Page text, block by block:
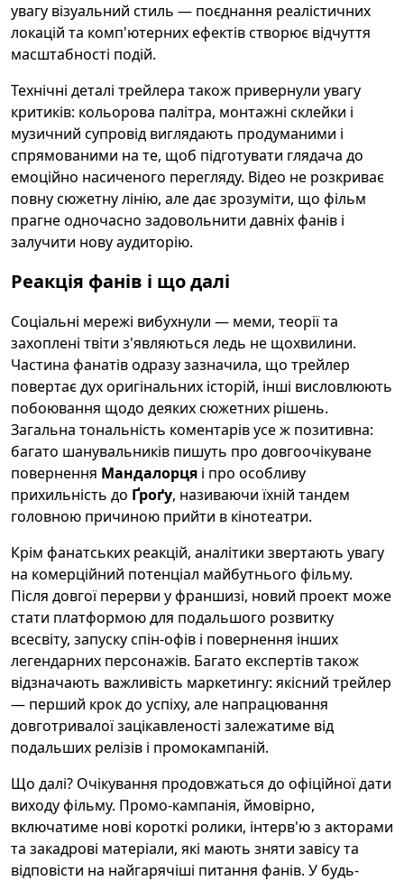
увагу візуальний стиль — поєднання реалістичних
локацій та комп'ютерних ефектів створює відчуття
масштабності подій.
Технічні деталі трейлера також привернули увагу
критиків: кольорова палітра, монтажні склейки і
музичний супровід виглядають продуманими і
спрямованими на те, щоб підготувати глядача до
емоційно насиченого перегляду. Відео не розкриває
повну сюжетну лінію, але дає зрозуміти, що фільм
прагне одночасно задовольнити давніх фанів і
залучити нову аудиторію.
Реакція фанів і що далі
Соціальні мережі вибухнули — меми, теорії та
захоплені твіти з'являються ледь не щохвилини.
Частина фанатів одразу зазначила, що трейлер
повертає дух оригінальних історій, інші висловлюють
побоювання щодо деяких сюжетних рішень.
Загальна тональність коментарів усе ж позитивна:
багато шанувальників пишуть про довгоочікуване
повернення Мандалорця і про особливу
прихильність до Ґроґу, називаючи їхній тандем
головною причиною прийти в кінотеатри.
Крім фанатських реакцій, аналітики звертають увагу
на комерційний потенціал майбутнього фільму.
Після довгої перерви у франшизі, новий проект може
стати платформою для подальшого розвитку
всесвіту, запуску спін-офів і повернення інших
легендарних персонажів. Багато експертів також
відзначають важливість маркетингу: якісний трейлер
— перший крок до успіху, але напрацювання
довготривалої зацікавленості залежатиме від
подальших релізів і промокампаній.
Що далі? Очікування продовжаться до офіційної дати
виходу фільму. Промо-кампанія, ймовірно,
включатиме нові короткі ролики, інтерв'ю з акторами
та закадрові матеріали, які мають зняти завісу та
відповісти на найгарячіші питання фанів. У будь-